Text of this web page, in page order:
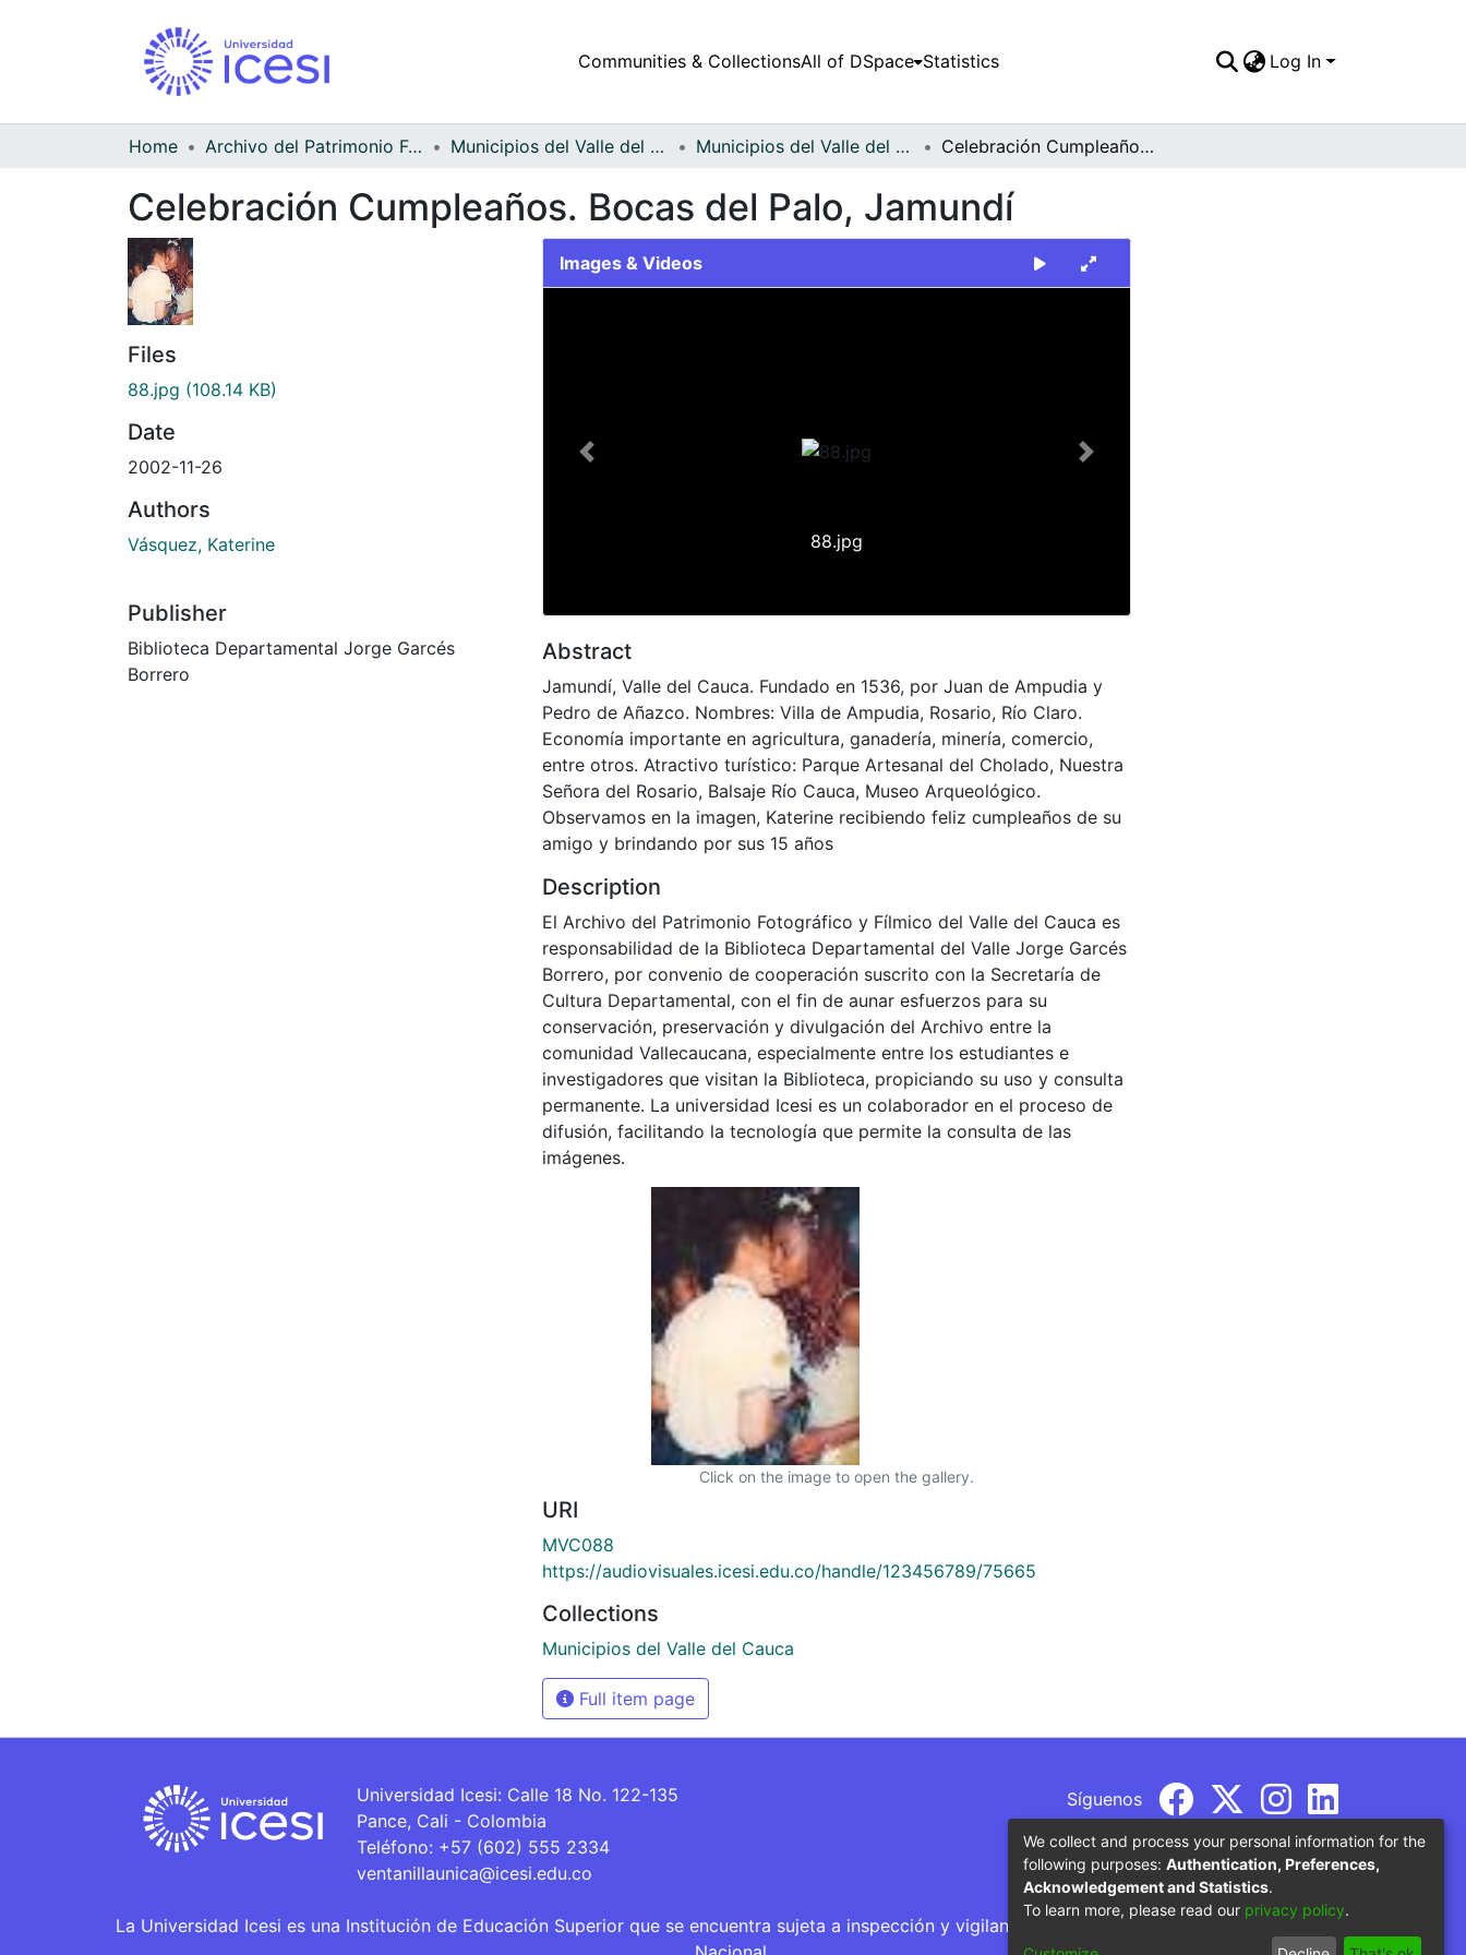
Communities & CollectionsAll of DSpace Statistics Log In
Home Archivo del Patrimonio Fotográfico y Fílmico del Valle del Cauca Municipios del Valle del Cauca Municipios del Valle del Cauca Celebración Cumpleaños. Bocas del Palo, Jamundí
Celebración Cumpleaños. Bocas del Palo, Jamundí
Files
88.jpg (108.14 KB)
Date
2002-11-26
Authors
Vásquez, Katerine
Publisher
Biblioteca Departamental Jorge Garcés
Borrero
Images & Videos
88.jpg
Previous Next
Abstract
Jamundí, Valle del Cauca. Fundado en 1536, por Juan de Ampudia y
Pedro de Añazco. Nombres: Villa de Ampudia, Rosario, Río Claro.
Economía importante en agricultura, ganadería, minería, comercio,
entre otros. Atractivo turístico: Parque Artesanal del Cholado, Nuestra
Señora del Rosario, Balsaje Río Cauca, Museo Arqueológico.
Observamos en la imagen, Katerine recibiendo feliz cumpleaños de su
amigo y brindando por sus 15 años
Description
El Archivo del Patrimonio Fotográfico y Fílmico del Valle del Cauca es
responsabilidad de la Biblioteca Departamental del Valle Jorge Garcés
Borrero, por convenio de cooperación suscrito con la Secretaría de
Cultura Departamental, con el fin de aunar esfuerzos para su
conservación, preservación y divulgación del Archivo entre la
comunidad Vallecaucana, especialmente entre los estudiantes e
investigadores que visitan la Biblioteca, propiciando su uso y consulta
permanente. La universidad Icesi es un colaborador en el proceso de
difusión, facilitando la tecnología que permite la consulta de las
imágenes.
Click on the image to open the gallery.
URI
MVC088
https://audiovisuales.icesi.edu.co/handle/123456789/75665
Collections
Municipios del Valle del Cauca
Full item page
Universidad Icesi: Calle 18 No. 122-135
Pance, Cali - Colombia
Teléfono: +57 (602) 555 2334
ventanillaunica@icesi.edu.co
Síguenos
La Universidad Icesi es una Institución de Educación Superior que se encuentra sujeta a inspección y vigilancia por parte del Ministerio de Educación
We collect and process your personal information for the
following purposes: Authentication, Preferences,
Acknowledgement and Statistics.
To learn more, please read our privacy policy.